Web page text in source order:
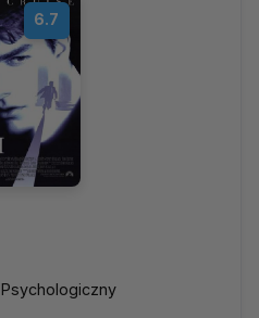
6.7